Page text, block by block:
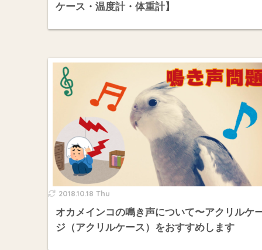
ケース・温度計・体重計】
2018.10.18 Thu
オカメインコの鳴き声について〜アクリルケ
ジ（アクリルケース）をおすすめします